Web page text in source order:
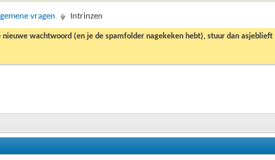
vragen Intrinzen
wachtwoord (en je de spamfolder nagekeken hebt), stuur dan